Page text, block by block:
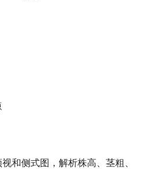
和侧式图，解析株高、茎粗、